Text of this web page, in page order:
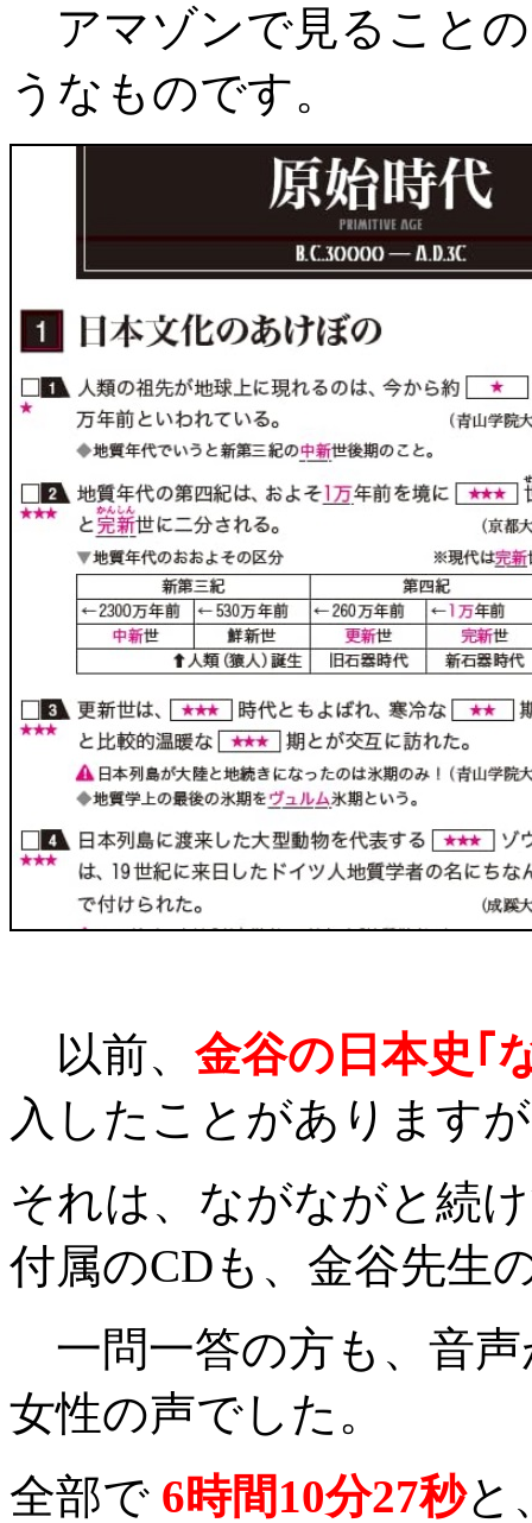
アマゾンで見ること
うなものです。
以前、 金谷の日本史｢
入したことがあります
それは、ながながと続
付属のCDも、金谷先生
一問一答の方も、音
女性の声でした。
全部で 6時間10分27秒と